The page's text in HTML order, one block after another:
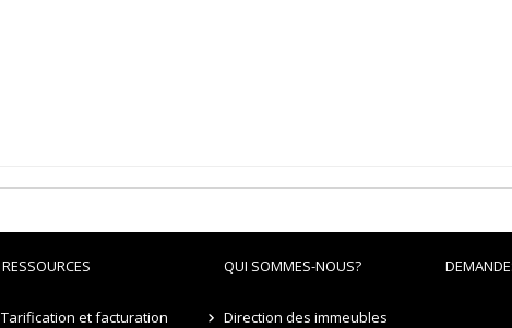
RESSOURCES
Tarification et facturation
QUI SOMMES-NOUS?
Direction des immeubles